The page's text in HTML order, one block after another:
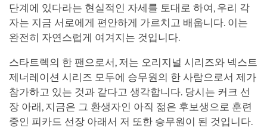
단계에 있다라는 현실적인 자세를 토대로 하여, 우리 각
자는 지금 서로에게 편안하게 가르치고 배웁니다. 이는
완전히 자연스럽게 여겨지는 것입니다.
스타트렉의 한 팬으로서, 저는 오리지널 시리즈와 넥스트
제너레이션 시리즈 모두에 승무원의 한 사람으로서 제가
참가하고 있는 것과 같다고 생각합니다. 당시는 커크 선
장 아래, 지금은 그 환생자인 아직 젊은 후보생으로 훈련
중인 피카드 선장 아래서 저 또한 승무원이 된 것입니다.